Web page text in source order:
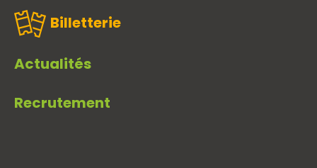
Billetterie
Actualités
Recrutement